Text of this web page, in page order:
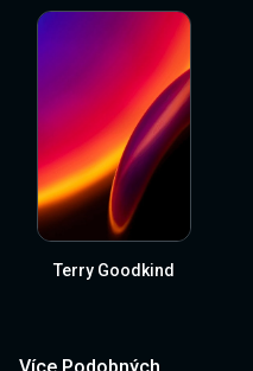
Terry Goodkind
Více Podobných